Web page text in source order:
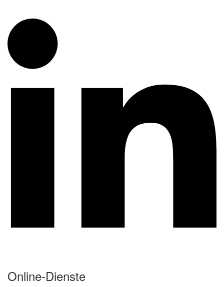
Online-Dienste